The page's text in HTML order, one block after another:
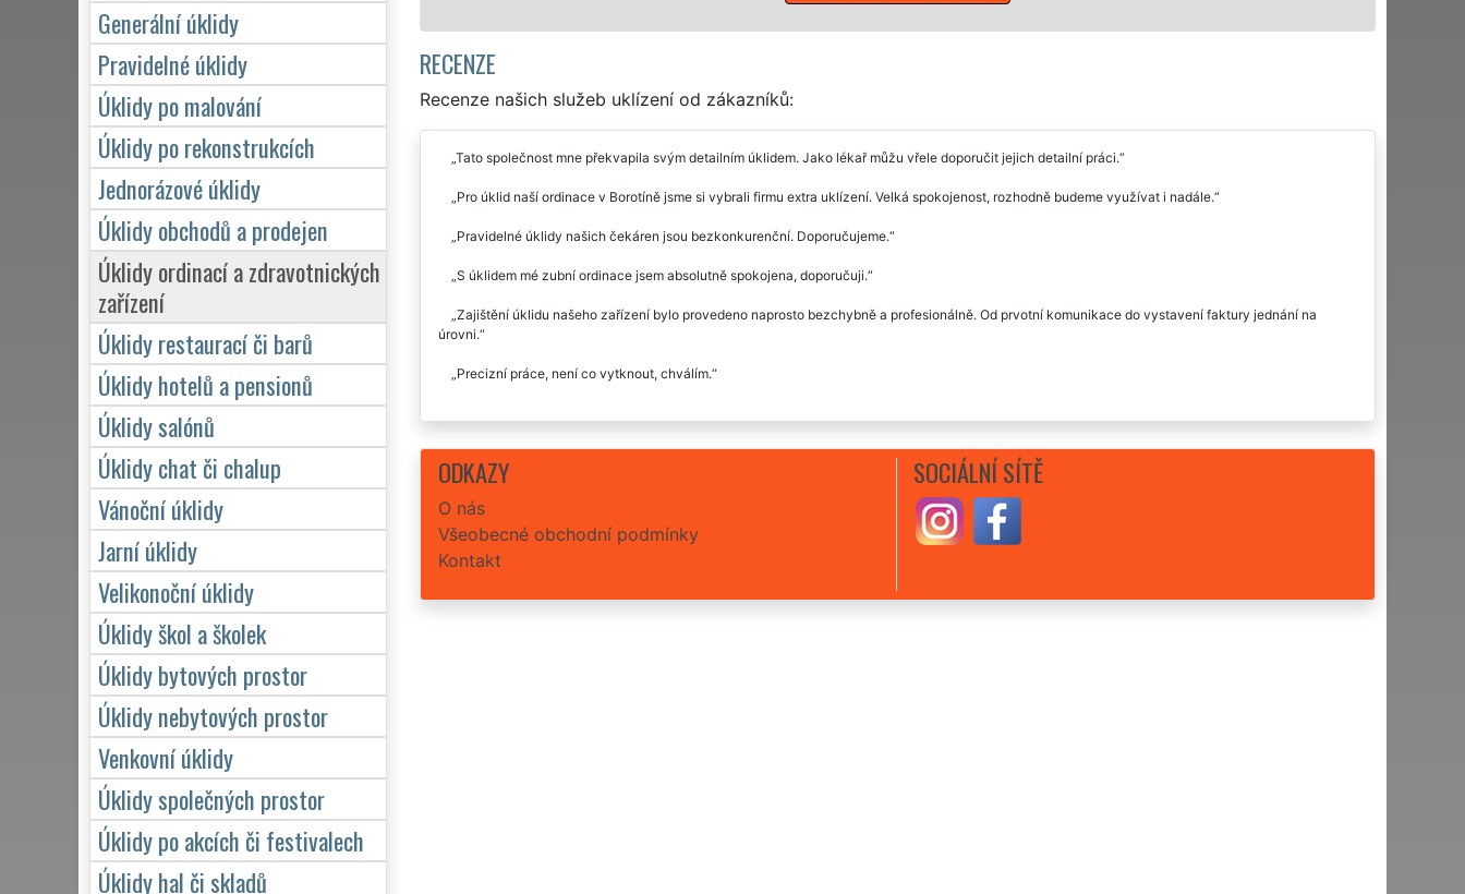
RECENZE
Recenze našich služeb uklízení od zákazníků:
Tato společnost mne překvapila svým detailním úklidem. Jako lékař můžu vřele doporučit jejich detailní práci.
Pro úklid naší ordinace v Borotíně jsme si vybrali firmu extra uklízení. Velká spokojenost, rozhodně budeme využívat i nadále.
Pravidelné úklidy našich čekáren jsou bezkonkurenční. Doporučujeme.
S úklidem mé zubní ordinace jsem absolutně spokojena, doporučuji.
Zajištění úklidu našeho zařízení bylo provedeno naprosto bezchybně a profesionálně. Od prvotní komunikace do vystavení faktury jednání na
úrovni.
Precizní práce, není co vytknout, chválím.
ODKAZY
O nás
Všeobecné obchodní podmínky
Kontakt
SOCIÁLNÍ SÍTĚ
Generální úklidy
Pravidelné úklidy
Úklidy po malování
Úklidy po rekonstrukcích
Jednorázové úklidy
Úklidy obchodů a prodejen
Úklidy ordinací a zdravotnických
zařízení
Úklidy restaurací či barů
Úklidy hotelů a pensionů
Úklidy salónů
Úklidy chat či chalup
Vánoční úklidy
Jarní úklidy
Velikonoční úklidy
Úklidy škol a školek
Úklidy bytových prostor
Úklidy nebytových prostor
Venkovní úklidy
Úklidy společných prostor
Úklidy po akcích či festivalech
Úklidy hal či skladů